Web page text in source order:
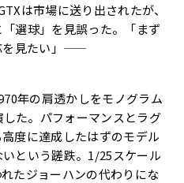
は市場に送り出されたが、
「選球」を見誤った。「まず
を見たい」——
年の肩透かしをモノグラム
た。 パフォーマンスとラグ
度に達成したはずのモデル
という蹉跌。1/25スケール
たジョーハンの代わりにな